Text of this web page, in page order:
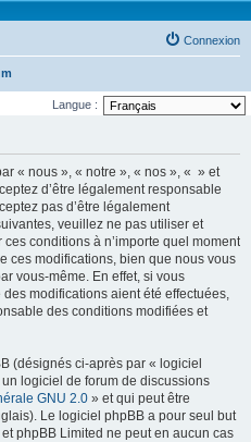
Connexion
Langue :
« nous », « notre », « nos », « » et
d’être légalement responsable
pas d’être légalement
veuillez ne pas utiliser et
conditions à n’importe quel moment
ces modifications, bien que nous vous
vous-même. En effet, si vous
modifications aient été effectuées,
des conditions modifiées et
(désignés ci-après par « logiciel
logiciel de forum de discussions
GNU 2.0 » et qui peut être
Le logiciel phpBB a pour seul but
phpBB Limited ne peut en aucun cas